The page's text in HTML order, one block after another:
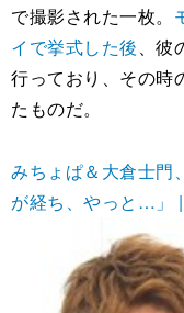
で撮影された一枚。
イで挙式した後、彼
行っており、その時
たものだ。
みちょぱ＆大倉士門
が経ち、やっと…」